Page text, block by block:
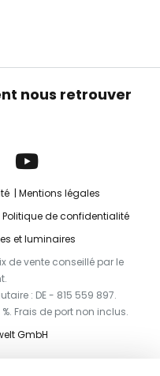
nous retrouver
Mentions légales
Politique de confidentialité
et luminaires
de vente conseillé par le
: DE - 815 559 897.
Frais de port non inclus.
GmbH